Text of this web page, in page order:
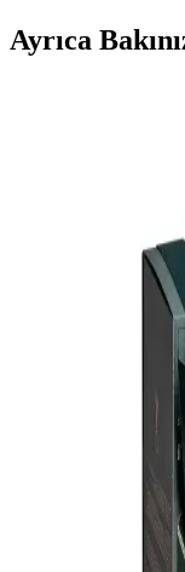
Ayrıca
Kalıcı Oda
Yeni Bir Dönem
Kalıcı oda kokuları,
kullanımlarıyla
yaşam alanlarınız
Odayı Güzel ve
ve Doğal Kokular
Reed diffuserlar, doğal
kalıcı ve ferahlatıcı
güvenli kullanım